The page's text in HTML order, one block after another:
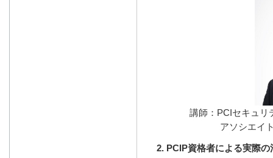
講師：PCIセキュリ
アソシエイ
2. PCIP資格者による実際